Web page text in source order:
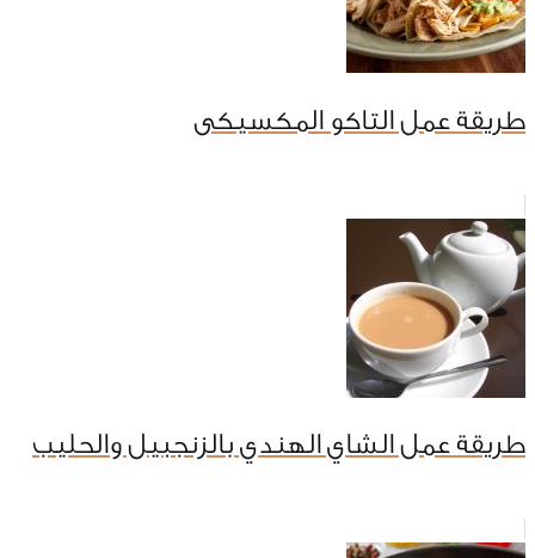
طريقة عمل التاكو المكسيكى
طريقة عمل الشاي الهندي بالزنجبيل والحليب